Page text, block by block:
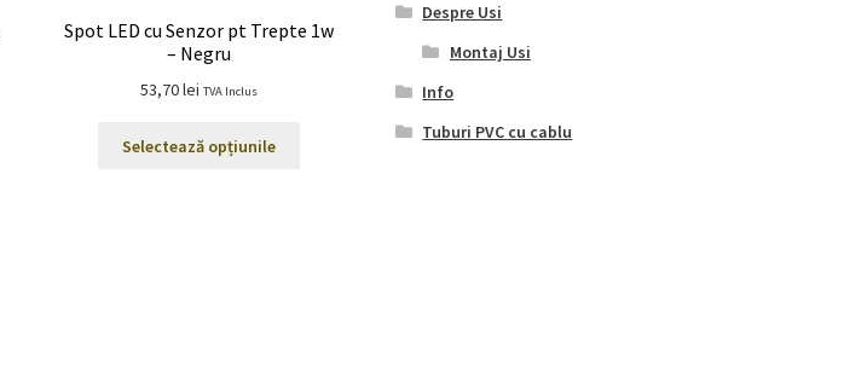
Spot LED cu Senzor pt Trepte 1w
– Negru
53,70lei TVA Inclus
Selectează opțiunile
Despre Usi
Montaj Usi
Info
Tuburi PVC cu cablu